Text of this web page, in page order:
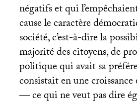
négatifs et qui
cause le caractère
société, c’est-à-dire la
majorité des citoyens, de
politique qui avait sa
consistait en une
— ce qui ne veut pas dire